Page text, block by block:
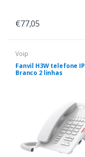
€77,05
Voip
Fanvil H3W telefone IP
Branco 2 linhas